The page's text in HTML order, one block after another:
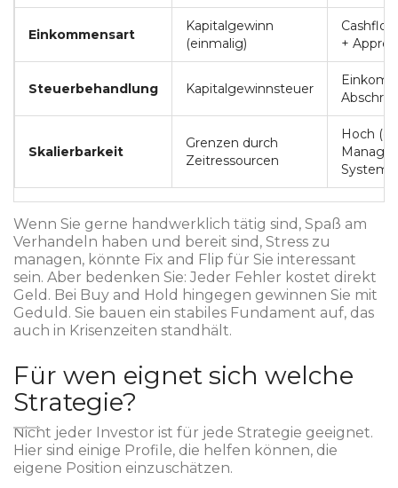
Einkommensart
Kapitalgewinn
(einmalig)
+
Steuerbehandlung Kapitalgewinnsteuer
Skalierbarkeit
Grenzen durch
Zeitressourcen
Hoch
Wenn Sie gerne handwerklich tätig sind, Spaß am
Verhandeln haben und bereit sind, Stress zu
managen, könnte Fix and Flip für Sie interessant
sein. Aber bedenken Sie: Jeder Fehler kostet direkt
Geld. Bei Buy and Hold hingegen gewinnen Sie mit
Geduld. Sie bauen ein stabiles Fundament auf, das
auch in Krisenzeiten standhält.
Für wen eignet sich welche
Strategie?
Nicht jeder Investor ist für jede Strategie geeignet.
Hier sind einige Profile, die helfen können, die
eigene Position einzuschätzen.